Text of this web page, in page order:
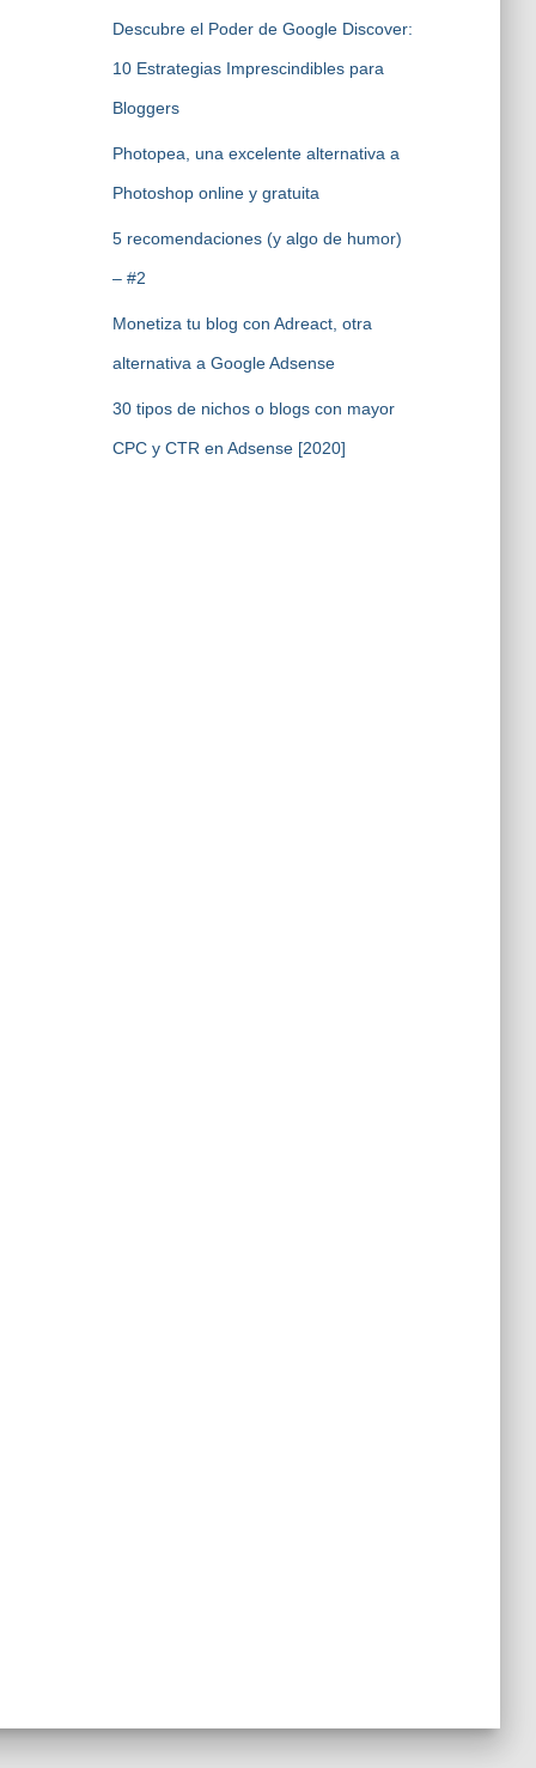
Descubre el Poder de Google Discover:
10 Estrategias Imprescindibles para
Bloggers
Photopea, una excelente alternativa a
Photoshop online y gratuita
5 recomendaciones (y algo de humor)
– #2
Monetiza tu blog con Adreact, otra
alternativa a Google Adsense
30 tipos de nichos o blogs con mayor
CPC y CTR en Adsense [2020]